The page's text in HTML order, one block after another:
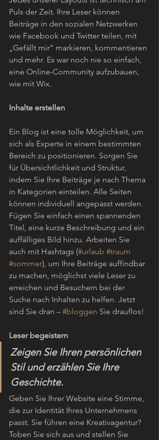
Puls der Zeit. Ihre Leser können
Beiträge in den sozialen Netzwerken
wie Facebook und Twitter teilen, mit
„Gefällt mir” markieren, kommentieren
und mehr. Es war noch nie so einfach,
eine Online-Community aufzubauen,
wie mit Wix.
Inhalte erstellen
Ein Blog ist eine tolle Möglichkeit, um
sich als Experte in einem bestimmten
Bereich zu positionieren. Sorgen Sie
für Übersichtlichkeit und Struktur,
indem Sie Ihre Beiträge je nach Thema
in Kategorien einteilen. Alle Seiten
können individuell angepasst werden.
Fügen Sie einfach einen spannenden
Titel, eine kurze Beschreibung und ein
auffälliges Bild hinzu. Arbeiten Sie
auch mit Hashtags (#urlaub #traum
#sommer), um Ihre Beiträge auffindbar
zu machen, möglichst viele Leser zu
erreichen und Besuchern bei der
Suche nach Inhalten zu helfen. Jetzt
sind Sie dran – #bloggen Sie drauflos!
Leser begeistern
Zeigen Sie Ihren persönlichen
Stil und erzählen Sie Ihre
Geschichte.
Geben Sie Ihrer Website eine Stimme,
die zur Identität Ihres Unternehmens
passt. Sie führen eine Kreativagentur?
Toben Sie sich aus und stellen Sie